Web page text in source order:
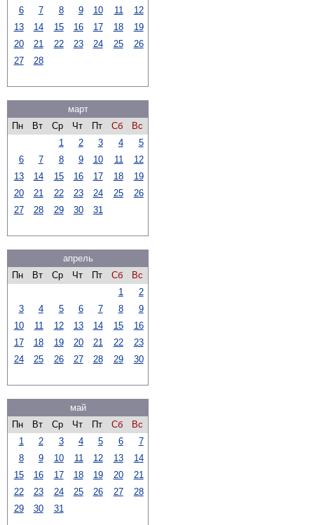
6
7 8 9 10 11
12
13
14 15 16 17 18
19
20
21 22 23 24 25
26
27
28
март
Пн
Вт Ср Чт Пт Сб
Вс
1
2 3 4
5
6
7 8 9 10 11
12
13
14 15 16 17 18
19
20
21 22 23 24 25
26
27
28 29 30 31
апрель
Пн
Вт Ср Чт Пт Сб
Вс
1
2
3
4 5 6 7 8
9
10
11 12 13 14 15
16
17
18 19 20 21 22
23
24
25 26 27 28 29 30
май
Пн
Вт Ср Чт Пт Сб
Вс
1
2 3 4 5 6
7
8
9 10 11 12 13
14
15
16 17 18 19 20
21
22
23 24 25 26 27
28
29
30 31